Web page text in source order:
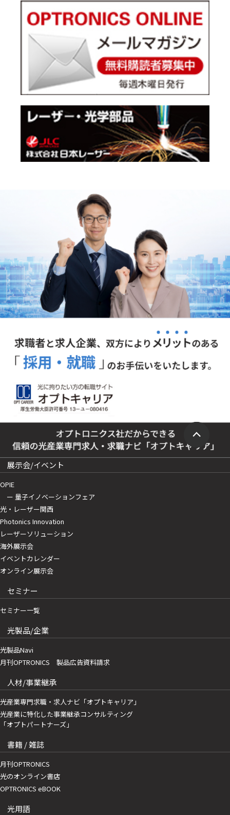
展示会/イベント
OPIE
ー 量子イノベーションフェア
光・レーザー関西
Photonics Innovation
レーザーソリューション
海外展示会
イベントカレンダー
オンライン展示会
セミナー
セミナー一覧
光製品/企業
光製品Navi
月刊OPTRONICS 製品広告資料請求
人材/事業継承
光産業専門求職・求人ナビ「オプトキャリア」
光産業に特化した事業継承コンサルティング
「オプトパートナーズ」
書籍 / 雑誌
月刊OPTRONICS
光のオンライン書店
OPTRONICS eBOOK
光用語